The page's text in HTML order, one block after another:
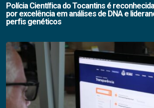
Polícia Científica do Tocantins é
por excelência em análises de DNA e
perfis genéticos